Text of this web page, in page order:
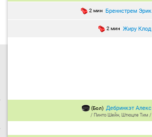
2 мин Бреннстрем Эрик
2 мин Жиру Клод
(Бол) Дебринкэт Алекс
/ Пинто Шейн, Штюцле Тим /